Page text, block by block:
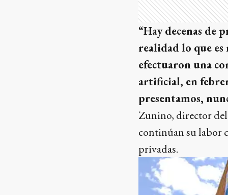
“Hay decenas de
realidad lo que es
efectuaron una
artificial, en
presentamos,
Zunino, director
continúan su labor
privadas.